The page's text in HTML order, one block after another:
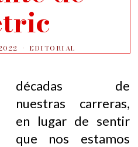
EDITORIAL
décadas de
nuestras carreras,
en lugar de sentir
que nos estamos